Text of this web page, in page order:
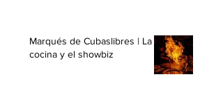
Marqués de Cubaslibres | La
cocina y el showbiz